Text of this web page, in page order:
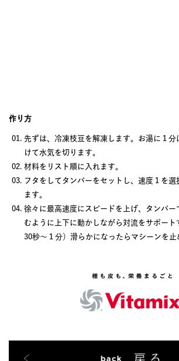
作り方
先ずは、冷凍枝豆を解凍します。お湯に１分
けて水気を切ります。
材料をリスト順に入れます。
フタをしてタンパーをセットし、速度１を選
ます。
徐々に最高速度にスピードを上げ、タンパー
むように上下に動かしながら対流をサポート
30秒～１分）滑らかになったらマシーンを止